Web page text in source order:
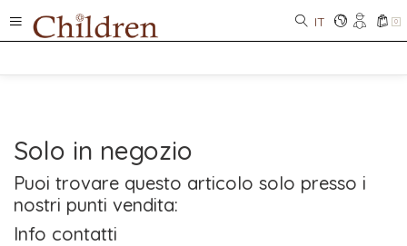
IT 0
Solo in negozio
Puoi trovare questo articolo solo presso i
nostri punti vendita:
Info contatti